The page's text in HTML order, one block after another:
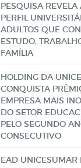
PESQUISA REVELA
PERFIL
ADULTOS QUE
ESTUDO,
FAMÍLIA
HOLDING DA
CONQUISTA
EMPRESA MAIS
DO SETOR
PELO SEGUNDO
CONSECUTIVO
EAD UNICESUMAR